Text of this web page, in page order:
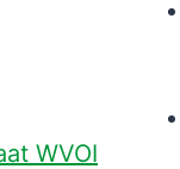
WVOI